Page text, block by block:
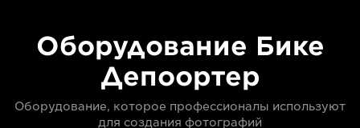
Оборудование Бике
Депоортер
Оборудование, которое профессионалы используют
для создания фотографий